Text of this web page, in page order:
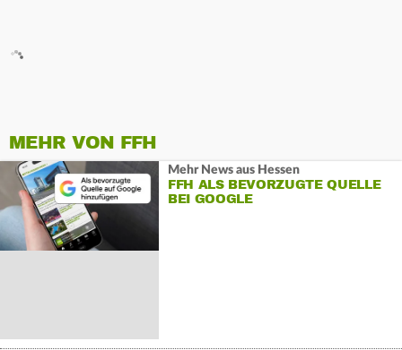
MEHR VON FFH
Mehr News aus Hessen
FFH ALS BEVORZUGTE QUELLE
BEI GOOGLE